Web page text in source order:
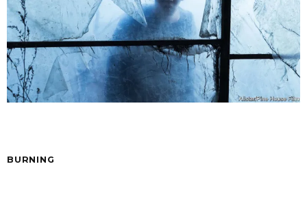
BURNING